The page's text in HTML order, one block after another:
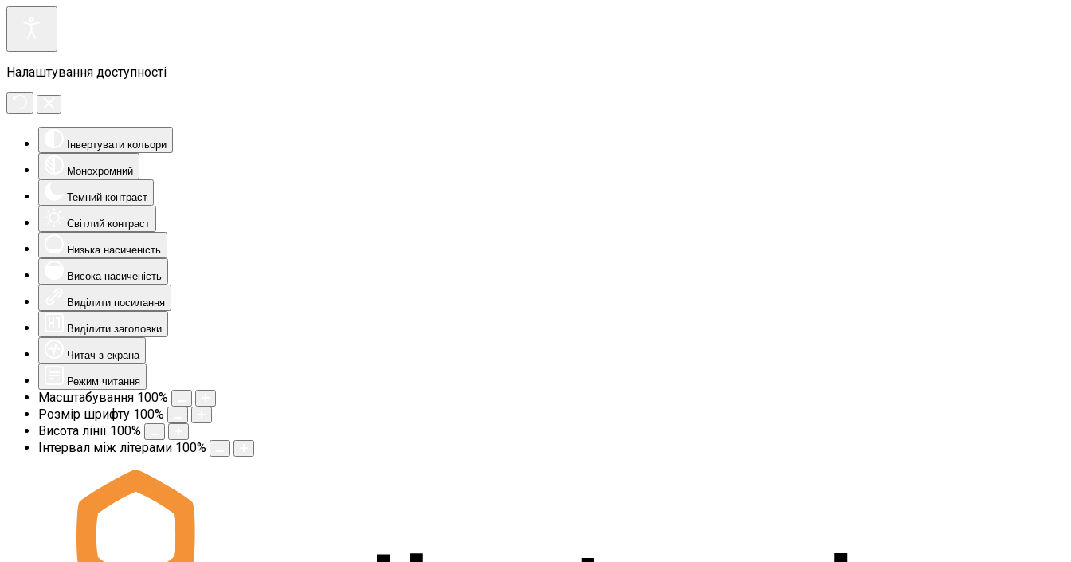
Налаштування доступності
Інвертувати кольори
Монохромний
Темний контраст
Світлий контраст
Низька насиченість
Висока насиченість
Виділити посилання
Виділити заголовки
Читач з екрана
Режим читання
Масштабування 100%
Розмір шрифту 100%
Висота лінії 100%
Інтервал між літерами 100%